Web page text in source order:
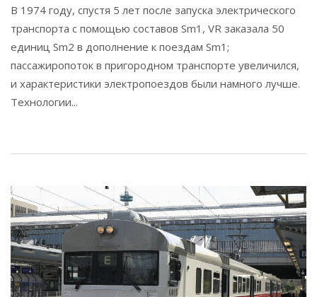
В 1974 году, спустя 5 лет после запуска электрического
транспорта с помощью составов Sm1, VR заказала 50
единиц Sm2 в дополнение к поездам Sm1;
пассажиропоток в пригородном транспорте увеличился,
и характеристики электропоездов были намного лучше.
Технологии...